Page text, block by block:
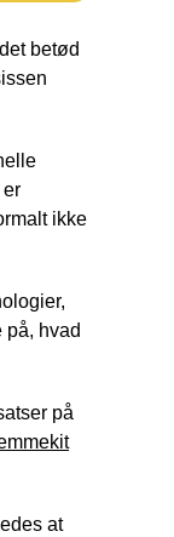
betød
er
ikke
hvad
på
at